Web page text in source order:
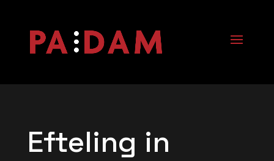
Efteling in